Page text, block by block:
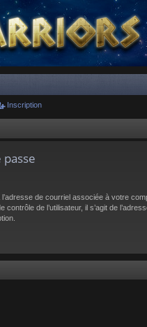
Inscription
de courriel associée à votre
contrôle de l’utilisateur, il s’agit de